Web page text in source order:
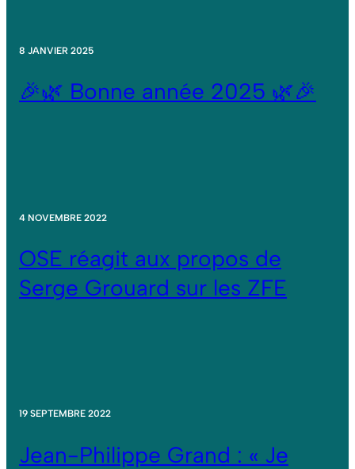
8 JANVIER 2025
🎉🌿 Bonne année 2025 🌿🎉
4 NOVEMBRE 2022
OSE réagit aux propos de
Serge Grouard sur les ZFE
19 SEPTEMBRE 2022
Jean-Philippe Grand : « Je